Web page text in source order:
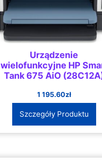
Urządzenie
wielofunkcyjne HP
Tank 675 AiO
1 195.60zł
Szczegóły Produktu